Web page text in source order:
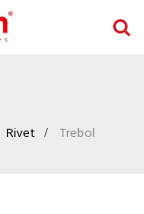
Rivet Trebol